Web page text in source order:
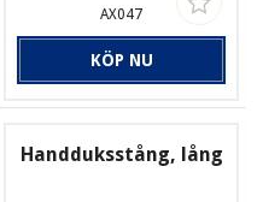
AX047
KÖP NU
Handduksstång, lång